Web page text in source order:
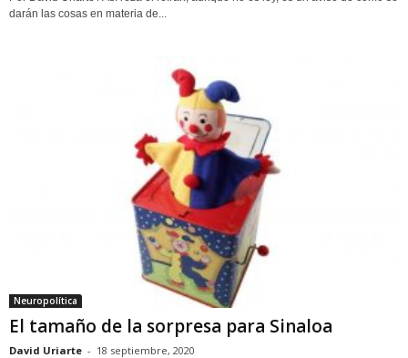
darán las cosas en materia de...
Neuropolítica
El tamaño de la sorpresa para Sinaloa
David Uriarte - 18 septiembre, 2020